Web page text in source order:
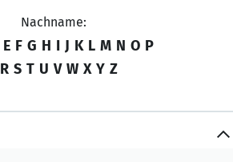
Nachname:
E F G H I J K L M N O P
R S T U V W X Y Z